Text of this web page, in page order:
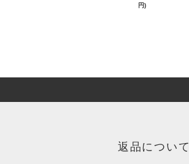
円)
返品について